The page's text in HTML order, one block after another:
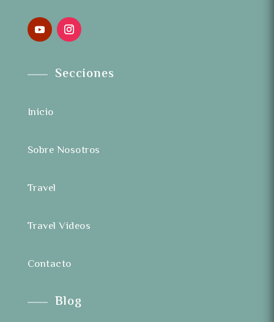
Secciones
Inicio
Sobre Nosotros
Travel
Travel Videos
Contacto
Blog